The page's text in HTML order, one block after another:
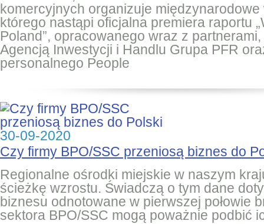
komercyjnych organizuje
którego nastąpi oficjalna premiera raportu
Poland”, opracowanego wraz z
Agencją Inwestycji i Handlu Grupa PFR
personalnego People
30-09-2020
Czy firmy BPO/SSC przeniosą biznes do
Regionalne ośrodki miejskie w naszym
ścieżkę wzrostu. Świadczą o tym dane
biznesu odnotowane w pierwszej połowie
sektora BPO/SSC mogą poważnie podbić